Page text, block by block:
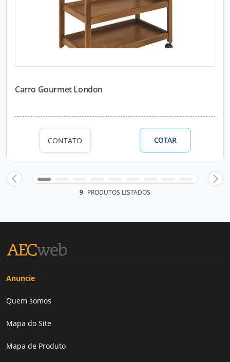
Carro Gourmet London
CONTATO COTAR
9 PRODUTOS LISTADOS
Anuncie
Quem somos
Mapa do Site
Mapa de Produto